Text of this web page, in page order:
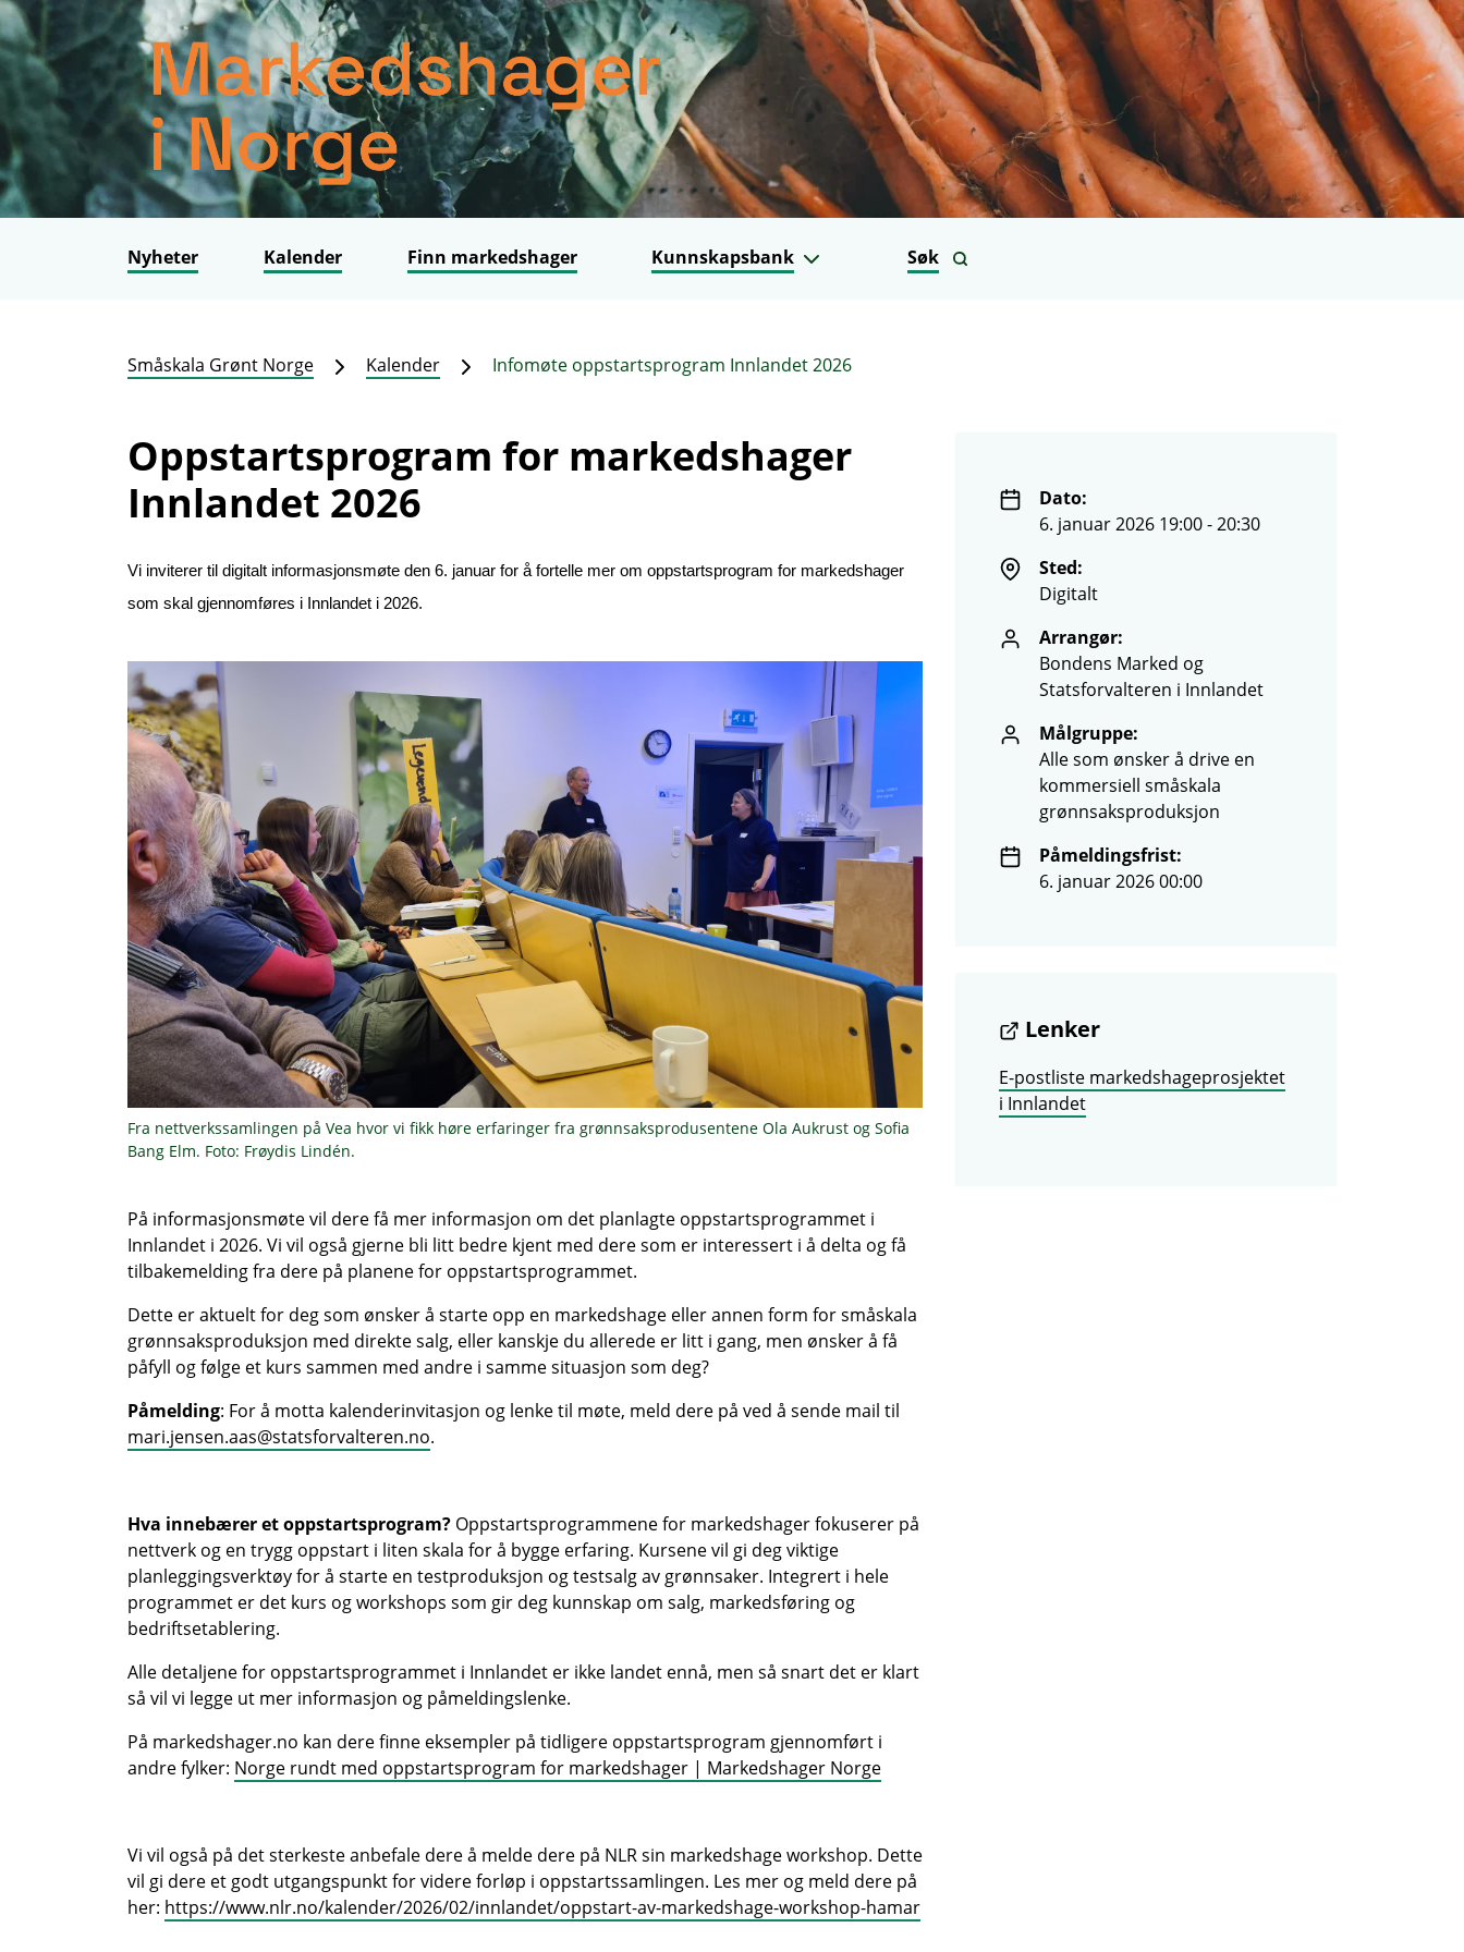
Nyheter Kalender Finn markedshager Kunnskapsbank Søk
Småskala Grønt Norge Kalender Infomøte oppstartsprogram Innlandet 2026
Oppstartsprogram for markedshager
Innlandet 2026
Vi inviterer til digitalt informasjonsmøte den 6. januar for å fortelle mer om oppstartsprogram for markedshager
som skal gjennomføres i Innlandet i 2026.
Fra nettverkssamlingen på Vea hvor vi fikk høre erfaringer fra grønnsaksprodusentene Ola Aukrust og Sofia
Bang Elm. Foto: Frøydis Lindén.
På informasjonsmøte vil dere få mer informasjon om det planlagte oppstartsprogrammet i
Innlandet i 2026. Vi vil også gjerne bli litt bedre kjent med dere som er interessert i å delta og få
tilbakemelding fra dere på planene for oppstartsprogrammet.
Dette er aktuelt for deg som ønsker å starte opp en markedshage eller annen form for småskala
grønnsaksproduksjon med direkte salg, eller kanskje du allerede er litt i gang, men ønsker å få
påfyll og følge et kurs sammen med andre i samme situasjon som deg?
Påmelding: For å motta kalenderinvitasjon og lenke til møte, meld dere på ved å sende mail til
mari.jensen.aas@statsforvalteren.no.
Hva innebærer et oppstartsprogram? Oppstartsprogrammene for markedshager fokuserer på
nettverk og en trygg oppstart i liten skala for å bygge erfaring. Kursene vil gi deg viktige
planleggingsverktøy for å starte en testproduksjon og testsalg av grønnsaker. Integrert i hele
programmet er det kurs og workshops som gir deg kunnskap om salg, markedsføring og
bedriftsetablering.
Alle detaljene for oppstartsprogrammet i Innlandet er ikke landet ennå, men så snart det er klart
så vil vi legge ut mer informasjon og påmeldingslenke.
På markedshager.no kan dere finne eksempler på tidligere oppstartsprogram gjennomført i
andre fylker: Norge rundt med oppstartsprogram for markedshager | Markedshager Norge
Vi vil også på det sterkeste anbefale dere å melde dere på NLR sin markedshage workshop. Dette
vil gi dere et godt utgangspunkt for videre forløp i oppstartssamlingen. Les mer og meld dere på
her: https://www.nlr.no/kalender/2026/02/innlandet/oppstart-av-markedshage-workshop-hamar
Dato:
6. januar 2026 19:00 - 20:30
Sted:
Digitalt
Arrangør:
Bondens Marked og
Statsforvalteren i Innlandet
Målgruppe:
Alle som ønsker å drive en
kommersiell småskala
grønnsaksproduksjon
Påmeldingsfrist:
6. januar 2026 00:00
Lenker
E-postliste markedshageprosjektet
i Innlandet